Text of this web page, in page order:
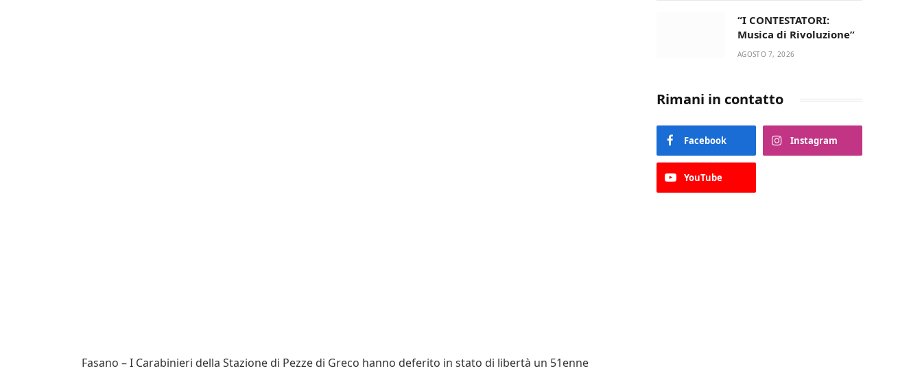
Fasano – I Carabinieri della Stazione di Pezze di Greco hanno deferito in stato di libertà un 51enne
“I CONTESTATORI:
Musica di Rivoluzione”
AGOSTO 7, 2026
Rimani in contatto
Facebook Instagram
YouTube